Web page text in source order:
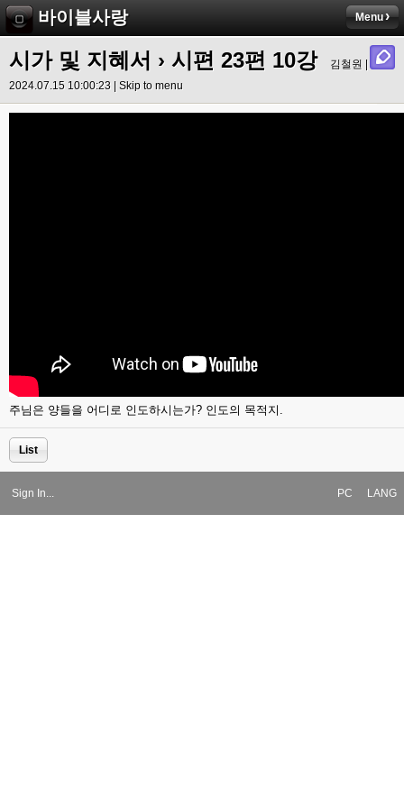
바이블사랑 Menu
시가 및 지혜서 › 시편 23편 10강
김철원 |
2024.07.15 10:00:23 | Skip to menu
주님은 양들을 어디로 인도하시는가? 인도의 목적지.
List
Sign In... PC LANG